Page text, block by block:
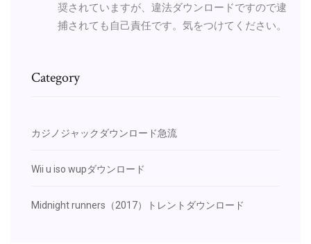
奨されていますが、違法ダウンロードですので逮
捕されても自己責任です。気をつけてください。
Category
カジノジャックダウンロード急流
Wii u iso wupダウンロード
Midnight runners（2017）トレントダウンロード